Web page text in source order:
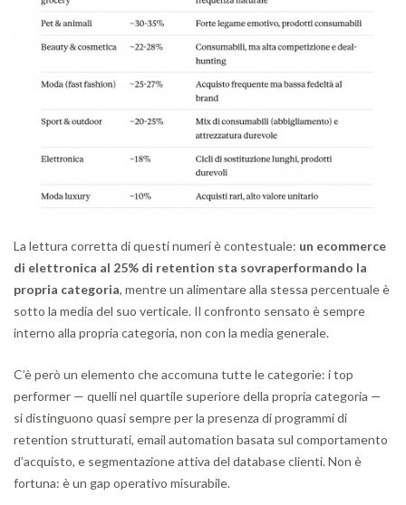
La lettura corretta di questi numeri è contestuale: un ecommerce
di elettronica al 25% di retention sta sovraperformando la
propria categoria, mentre un alimentare alla stessa percentuale è
sotto la media del suo verticale. Il confronto sensato è sempre
interno alla propria categoria, non con la media generale.
C’è però un elemento che accomuna tutte le categorie: i top
performer — quelli nel quartile superiore della propria categoria —
si distinguono quasi sempre per la presenza di programmi di
retention strutturati, email automation basata sul comportamento
d’acquisto, e segmentazione attiva del database clienti. Non è
fortuna: è un gap operativo misurabile.